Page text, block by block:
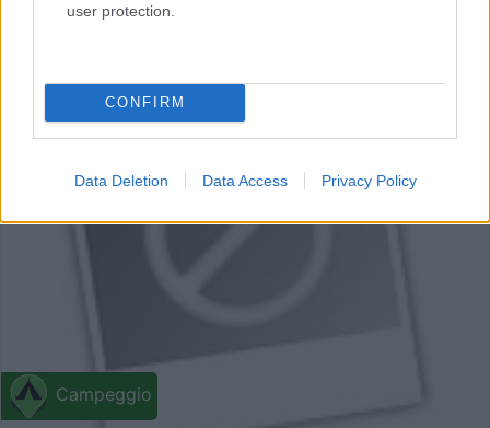
user protection.
CONFIRM
Data Deletion Data Access Privacy Policy
Campeggio